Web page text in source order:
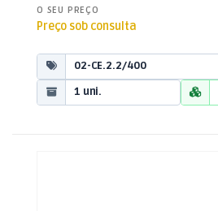
O SEU PREÇO
Preço sob consulta
02-CE.2.2/400
1 uni.